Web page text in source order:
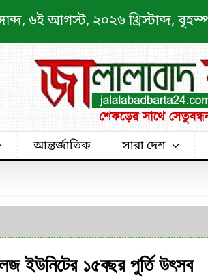
৬ই আগস্ট, ২০২৬ খ্রিস্টাব্দ,
আন্তর্জাতিক সারা দেশ
ইউনিটের ১৫বছর পুর্তি উৎসব